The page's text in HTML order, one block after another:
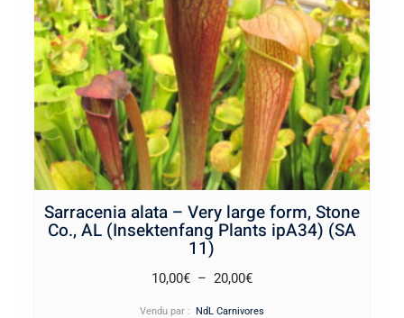
Sarracenia alata – Very large form, Stone
Co., AL (Insektenfang Plants ipA34) (SA
11)
10,00€ – 20,00€Plage
Vendu par : NdL Carnivores